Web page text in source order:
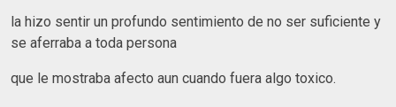
la hizo sentir un profundo sentimiento de no ser suficiente y
se aferraba a toda persona
que le mostraba afecto aun cuando fuera algo toxico.